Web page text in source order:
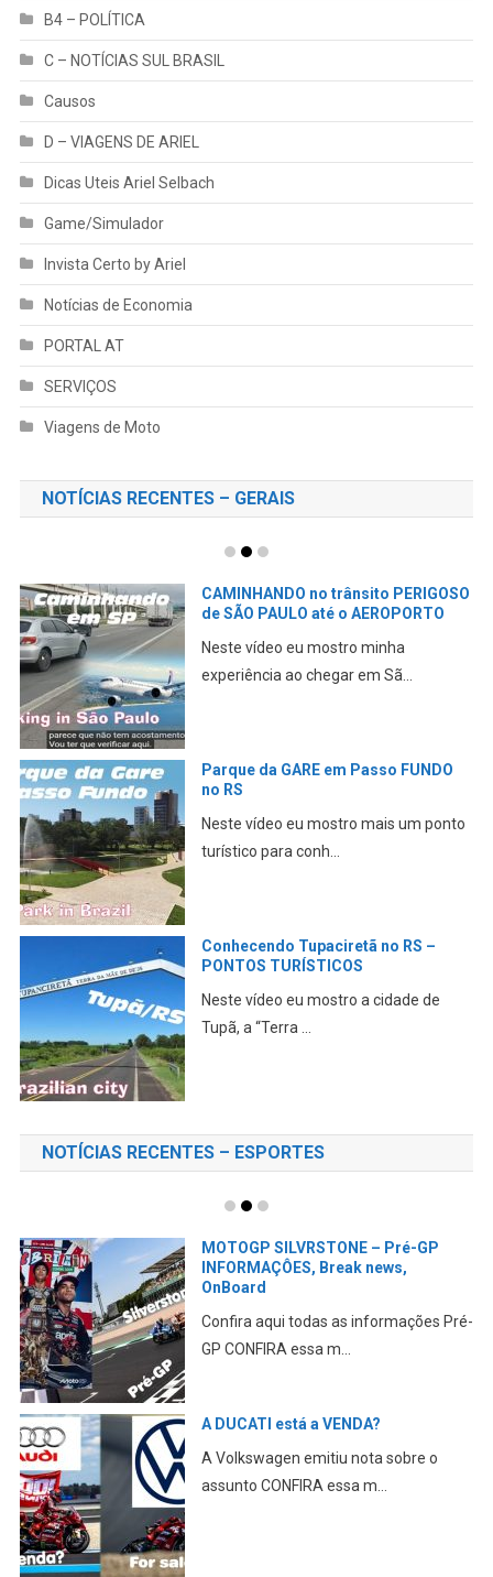
B4 – POLÍTICA
C – NOTÍCIAS SUL BRASIL
Causos
D – VIAGENS DE ARIEL
Dicas Uteis Ariel Selbach
Game/Simulador
Invista Certo by Ariel
Notícias de Economia
PORTAL AT
SERVIÇOS
Viagens de Moto
NOTÍCIAS RECENTES – GERAIS
Pegando um AIRBnB em São Paulo
GUARULHOS
Neste vídeo eu mostro minha primeira
experiência ao che...
TURISTANDO pelo RS – Veranópolis,
BR 386, Arena Grêmio, Porto Alegre
Pegando a estrada em Passo Fundo,
passando por Veranópo...
Homem MORRE enquanto tocava
GAITA no velório do AMIGO
Neste vídeo, eu conto esta história
incrível ocorrida n...
NOTÍCIAS RECENTES – ESPORTES
MOTOGP e F1 juntas no GP dos EUA
de Fórmula1
Estão sendo elaborados planos para
juntar as duas categ...
ÓLEO na PISTA cauda uma MORTE
em MUGELLO
A No Limits Trackdays confirmou a